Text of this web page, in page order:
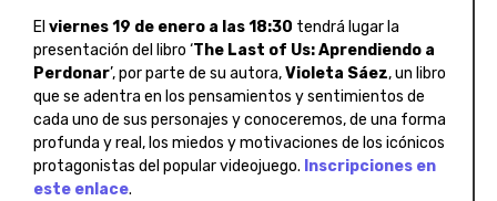
El viernes 19 de enero a las 18:30 tendrá lugar la
presentación del libro ‘The Last of Us: Aprendiendo a
Perdonar’, por parte de su autora,Violeta Sáez, un libro
que se adentra en los pensamientos y sentimientos de
cada uno de sus personajes y conoceremos, de una forma
profunda y real, los miedos y motivaciones de los icónicos
protagonistas del popular videojuego. Inscripciones en
este enlace.